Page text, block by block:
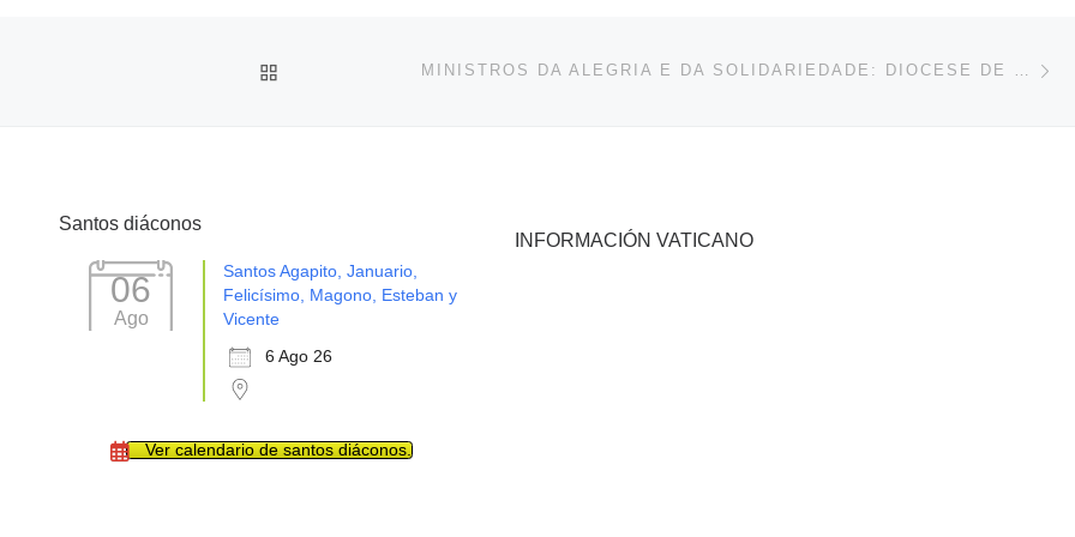
VOLVER A LA LISTA DE ENTRADAS MINISTROS DA ALEGRIA E DA SOLIDARIEDADE: DIOCESE DE SANTO ANDRÉ GANHA 16 NOVOS DIÁCONOS PERMANENTES
Santos diáconos
06
Ago
Santos Agapito, Januario,
Felicísimo, Magono, Esteban y
Vicente
6 Ago 26
Ver calendario de santos diáconos.
INFORMACIÓN VATICANO